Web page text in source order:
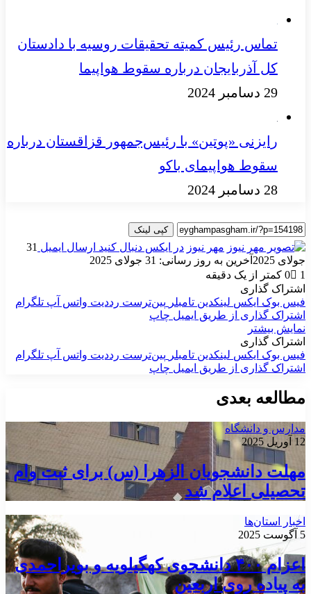
تماس رئیس کمیته تحقیقات روسیه با دادستان
کل آذربایجان درباره سقوط هواپیما
29 دسامبر 2024
رایزنی «پوتین» با رئیس‌جمهور قزاقستان درباره
سقوط هواپیمای باکو
28 دسامبر 2024
کپی لینک
مهر نیوز در ایکس دنبال کنید ارسال ایمیل 31
جولای 2025
آخرین به روز رسانی: 31 جولای 2025
0
1
کمتر از یک دقیقه
اشتراک گذاری
فیس بوک ایکس لینکدین ‫تامبلر ‫پین‌ترست ‫رددیت واتس آپ تلگرام
اشتراک گذاری از طریق ایمیل چاپ
نمایش بیشتر
اشتراک گذاری
فیس بوک ایکس لینکدین ‫تامبلر ‫پین‌ترست ‫رددیت واتس آپ تلگرام
اشتراک گذاری از طریق ایمیل چاپ
مطالعه بعدی
مدارس و دانشگاه
12 آوریل 2025
مهلت دانشجویان الزهرا (س) برای ثبت وام
تحصیلی اعلام شد
اخبار استان‌ها
5 آگوست 2025
اعزام ۴۰۰ دانشجوی کهگیلویه و بویراحمدی
به پیاده روی اربعین